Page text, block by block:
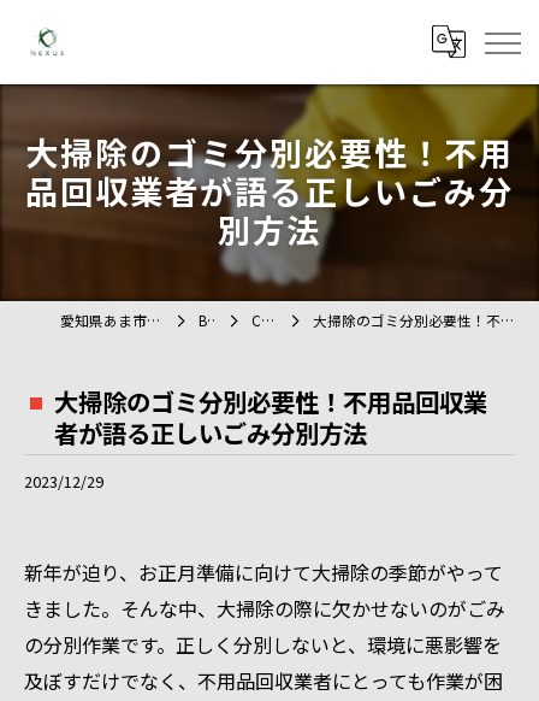
大掃除のゴミ分別必要性！不用
品回収業者が語る正しいごみ分
別方法
愛知県あま市の不用品回収ならTAG BLOG COLUMN 大掃除のゴミ分別必要性！不用品回収業者が語る正しいごみ分別方法
大掃除のゴミ分別必要性！不用品回収業
者が語る正しいごみ分別方法
2023/12/29
新年が迫り、お正月準備に向けて大掃除の季節がやって
きました。そんな中、大掃除の際に欠かせないのがごみ
の分別作業です。正しく分別しないと、環境に悪影響を
及ぼすだけでなく、不用品回収業者にとっても作業が困